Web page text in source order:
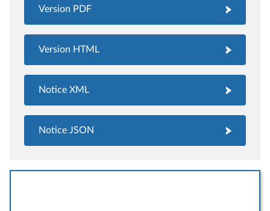
Version PDF
Version HTML
Notice XML
Notice JSON